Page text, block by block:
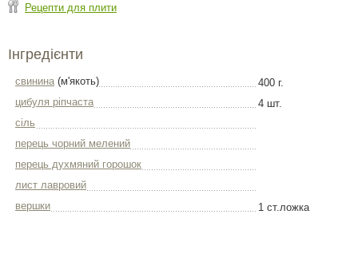
Рецепти для плити
Інгредієнти
свинина(м'якоть)
400 г.
цибуля ріпчаста
4 шт.
сіль
перець чорний мелений
перець духмяний горошок
лист лавровий
вершки
1 ст.ложка